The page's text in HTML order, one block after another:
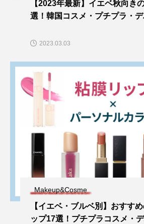
【2023年最新】イエベ秋向き
選！韓国コスメ・プチプラ・
2023.03.03
Makeup&Cosme
【イエベ・ブルベ別】おすす
ップ17選！プチプラコスメ・デ